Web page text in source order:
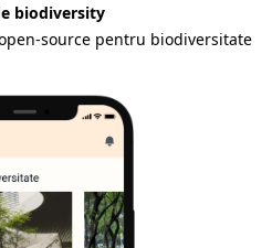
biodiversity
source pentru biodiversitate